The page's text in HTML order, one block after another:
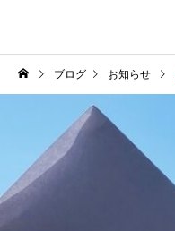
ブログ お知らせ